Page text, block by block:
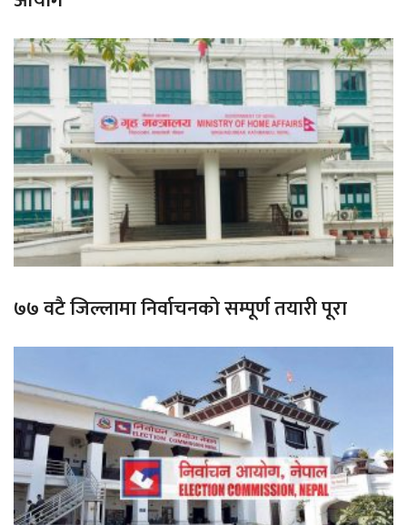
७७ वटै जिल्लामा निर्वाचनको सम्पूर्ण तयारी पूरा